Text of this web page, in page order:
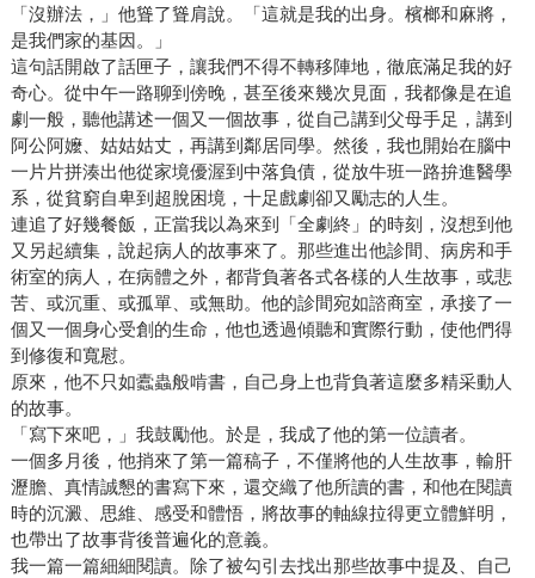
「沒辦法，」他聳了聳肩說。「這就是我的出身。檳榔和麻將，
是我們家的基因。」
這句話開啟了話匣子，讓我們不得不轉移陣地，徹底滿足我的好
奇心。從中午一路聊到傍晚，甚至後來幾次見面，我都像是在追
劇一般，聽他講述一個又一個故事，從自己講到父母手足，講到
阿公阿嬤、姑姑姑丈，再講到鄰居同學。然後，我也開始在腦中
一片片拼湊出他從家境優渥到中落負債，從放牛班一路拚進醫學
系，從貧窮自卑到超脫困境，十足戲劇卻又勵志的人生。
連追了好幾餐飯，正當我以為來到「全劇終」的時刻，沒想到他
又另起續集，說起病人的故事來了。那些進出他診間、病房和手
術室的病人，在病體之外，都背負著各式各樣的人生故事，或悲
苦、或沉重、或孤單、或無助。他的診間宛如諮商室，承接了一
個又一個身心受創的生命，他也透過傾聽和實際行動，使他們得
到修復和寬慰。
原來，他不只如蠹蟲般啃書，自己身上也背負著這麼多精采動人
的故事。
「寫下來吧，」我鼓勵他。於是，我成了他的第一位讀者。
一個多月後，他捎來了第一篇稿子，不僅將他的人生故事，輸肝
瀝膽、真情誠懇的書寫下來，還交織了他所讀的書，和他在閱讀
時的沉澱、思維、感受和體悟，將故事的軸線拉得更立體鮮明，
也帶出了故事背後普遍化的意義。
我一篇一篇細細閱讀。除了被勾引去找出那些故事中提及、自己